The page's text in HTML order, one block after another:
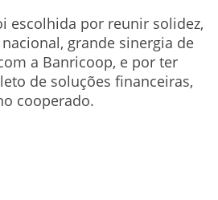
escolhida por reunir solidez,
grande sinergia de
a Banricoop, e por ter
de soluções financeiras,
cooperado.